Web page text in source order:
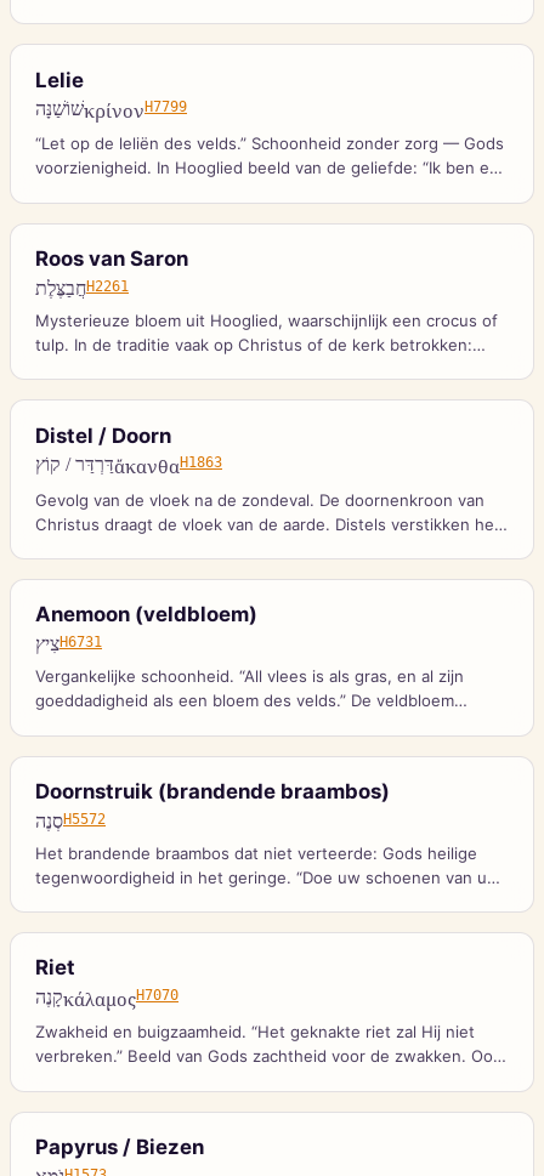
Lelie
שׁוֹשַׁנָּהκρίνον H7799
“Let op de leliën des velds.” Schoonheid zonder zorg — Gods
voorzienigheid. In Hooglied beeld van de geliefde: “Ik ben een
Roos van Saron
חֲבַצֶּלֶתH2261
Mysterieuze bloem uit Hooglied, waarschijnlijk een crocus of
tulp. In de traditie vaak op Christus of de kerk betrokken:
Distel / Doorn
דַּרְדַּר / קוֹץἄκανθαH1863
Gevolg van de vloek na de zondeval. De doornenkroon van
Christus draagt de vloek van de aarde. Distels verstikken het
Anemoon (veldbloem)
צִיץH6731
Vergankelijke schoonheid. “All vlees is als gras, en al zijn
goeddadigheid als een bloem des velds.” De veldbloem
Doornstruik (brandende braambos)
סְנֶהH5572
Het brandende braambos dat niet verteerde: Gods heilige
tegenwoordigheid in het geringe. “Doe uw schoenen van uw
Riet
קָנֶהκάλαμοςH7070
Zwakheid en buigzaamheid. “Het geknakte riet zal Hij niet
verbreken.” Beeld van Gods zachtheid voor de zwakken. Ook
Papyrus / Biezen